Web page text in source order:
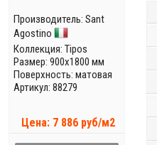
Производитель: Sant
Agostino
Коллекция: Tipos
Размер: 900x1800 мм
Поверхность: матовая
Артикул: 88279
Цена: 7 886 руб/м2